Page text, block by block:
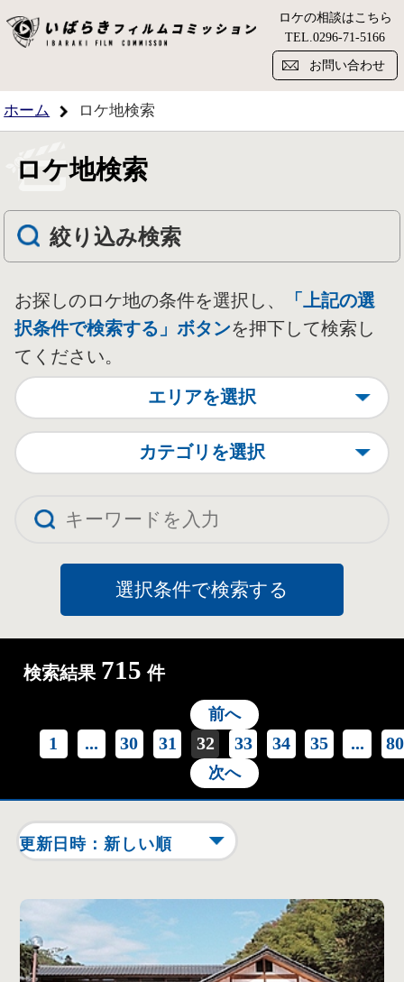
い
ロケの相談はこちら
TEL.0296-71-5166
お問い合わせ
ホーム ロケ地検索
ロケ地検索
絞り込み検索
お探しのロケ地の条件を選択し、
「上記の選
択条件で検索する」ボタンを押下して検索し
てください。
エリアを選択
カテゴリを選択
検索結果 715 件
前へ
1 ... 30 31 32 33 34 35 ... 80
次へ